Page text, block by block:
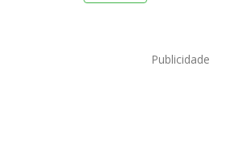
Publicidade